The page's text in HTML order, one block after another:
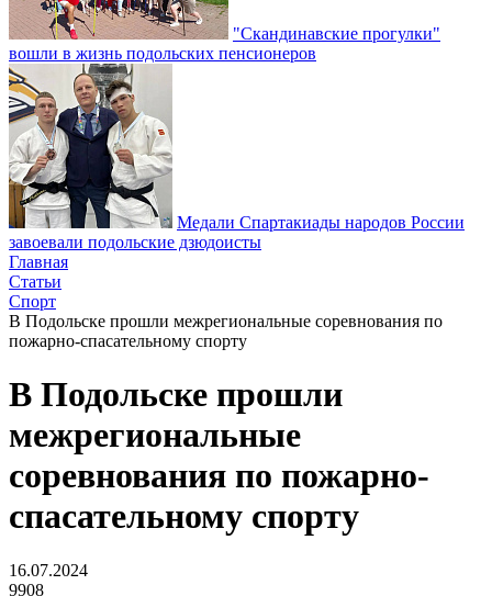
"Скандинавские прогулки"
вошли в жизнь подольских пенсионеров
Медали Спартакиады народов России
завоевали подольские дзюдоисты
Главная
Статьи
Спорт
В Подольске прошли межрегиональные соревнования по
пожарно-спасательному спорту
В Подольске прошли
межрегиональные
соревнования по пожарно-
спасательному спорту
16.07.2024
9908